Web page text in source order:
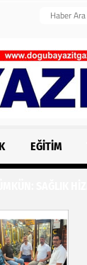
EĞITIM